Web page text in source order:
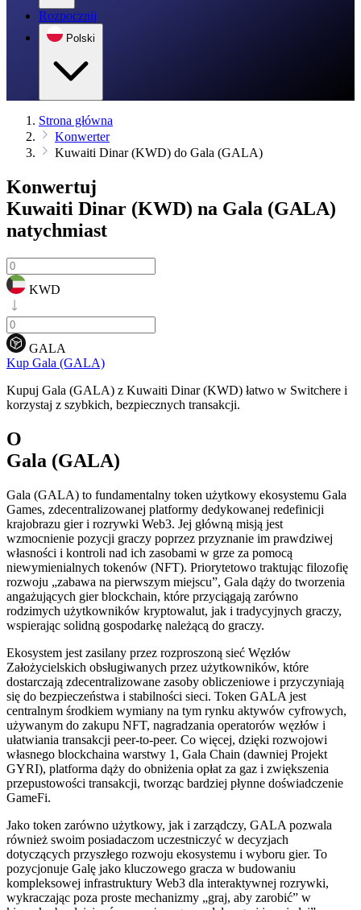
Rozpocznij
Polski
Strona główna
Konwerter
Kuwaiti Dinar (KWD) do Gala (GALA)
Konwertuj
Kuwaiti Dinar (KWD) na Gala (GALA)
natychmiast
KWD
GALA
Kup Gala (GALA)
Kupuj Gala (GALA) z Kuwaiti Dinar (KWD) łatwo w Switchere i
korzystaj z szybkich, bezpiecznych transakcji.
O
Gala (GALA)
Gala (GALA) to fundamentalny token użytkowy ekosystemu Gala
Games, zdecentralizowanej platformy dedykowanej redefinicji
krajobrazu gier i rozrywki Web3. Jej główną misją jest
wzmocnienie pozycji graczy poprzez przyznanie im prawdziwej
własności i kontroli nad ich zasobami w grze za pomocą
niewymienialnych tokenów (NFT). Priorytetowo traktując filozofię
rozwoju „zabawa na pierwszym miejscu”, Gala dąży do tworzenia
angażujących gier blockchain, które przyciągają zarówno
rodzimych użytkowników kryptowalut, jak i tradycyjnych graczy,
wspierając solidną gospodarkę należącą do graczy.
Ekosystem jest zasilany przez rozproszoną sieć Węzłów
Założycielskich obsługiwanych przez użytkowników, które
dostarczają zdecentralizowane zasoby obliczeniowe i przyczyniają
się do bezpieczeństwa i stabilności sieci. Token GALA jest
centralnym środkiem wymiany na tym rynku aktywów cyfrowych,
używanym do zakupu NFT, nagradzania operatorów węzłów i
ułatwiania transakcji peer-to-peer. Co więcej, dzięki rozwojowi
własnego blockchaina warstwy 1, Gala Chain (dawniej Projekt
GYRI), platforma dąży do obniżenia opłat za gaz i zwiększenia
przepustowości transakcji, tworząc bardziej płynne doświadczenie
GameFi.
Jako token zarówno użytkowy, jak i zarządczy, GALA pozwala
również swoim posiadaczom uczestniczyć w decyzjach
dotyczących przyszłego rozwoju ekosystemu i wyboru gier. To
pozycjonuje Galę jako kluczowego gracza w budowaniu
kompleksowej infrastruktury Web3 dla interaktywnej rozrywki,
wykraczając poza proste mechanizmy „graj, aby zarobić” w